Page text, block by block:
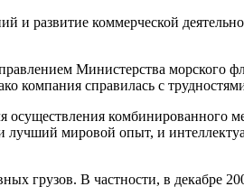
коммерческой
Министерства морского
компания справилась с
комбинированного
лучший мировой опыт, и
грузов. В частности, в декабре